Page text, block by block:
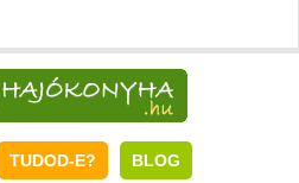
TUDOD-E? BLOG